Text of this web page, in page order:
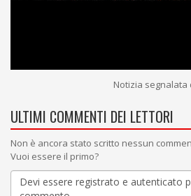
Notizia segnalata
ULTIMI COMMENTI DEI LETTORI
Non è ancora stato scritto nessun
Vuoi essere il primo?